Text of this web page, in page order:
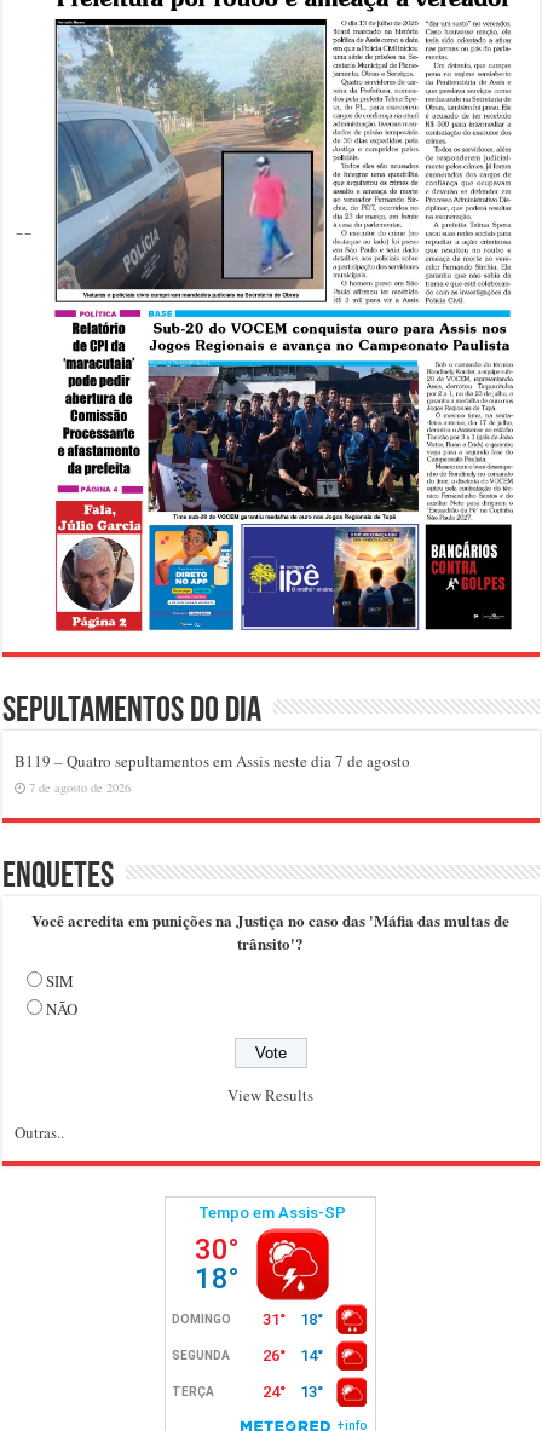
Sepultamentos do dia
B119 – Quatro sepultamentos em Assis neste dia 7 de agosto
7 de agosto de 2026
Enquetes
Você acredita em punições na Justiça no caso das 'Máfia das multas de
trânsito'?
SIM
NÃO
View Results
Outras..